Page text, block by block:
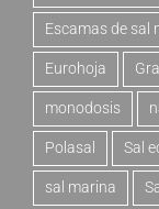
Escamas de sal
Eurohoja
monodosis
Polasal Sal
sal marina